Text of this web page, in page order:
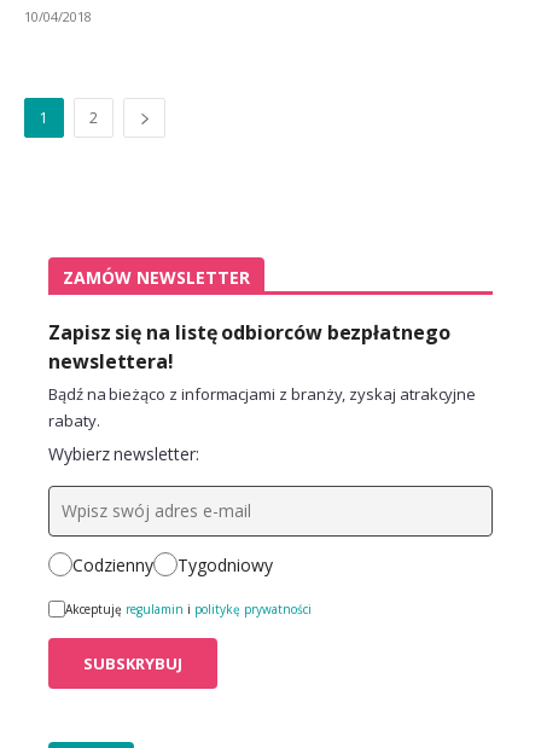
10/04/2018
1 2
ZAMÓW NEWSLETTER
Zapisz się na listę odbiorców bezpłatnego
newslettera!
Bądź na bieżąco z informacjami z branży, zyskaj atrakcyjne
rabaty.
Wybierz newsletter:
Codzienny Tygodniowy
Akceptuję regulamin i politykę prywatności